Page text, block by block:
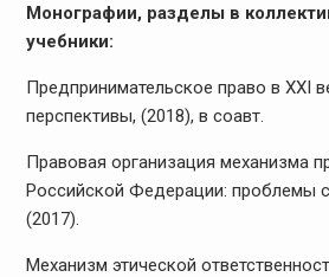
Монографии, разделы в
учебники:
Предпринимательское право в XXI
перспективы, (2018), в соавт.
Правовая организация механизма
Российской Федерации: проблемы
(2017).
Механизм этической